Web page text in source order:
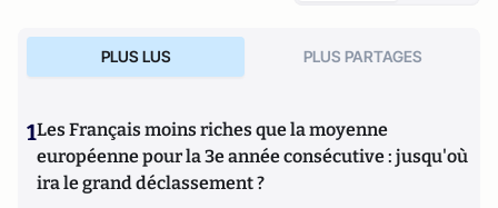
PLUS LUS PLUS PARTAGES
1Les Français moins riches que la moyenne
européenne pour la 3e année consécutive : jusqu'où
ira le grand déclassement ?